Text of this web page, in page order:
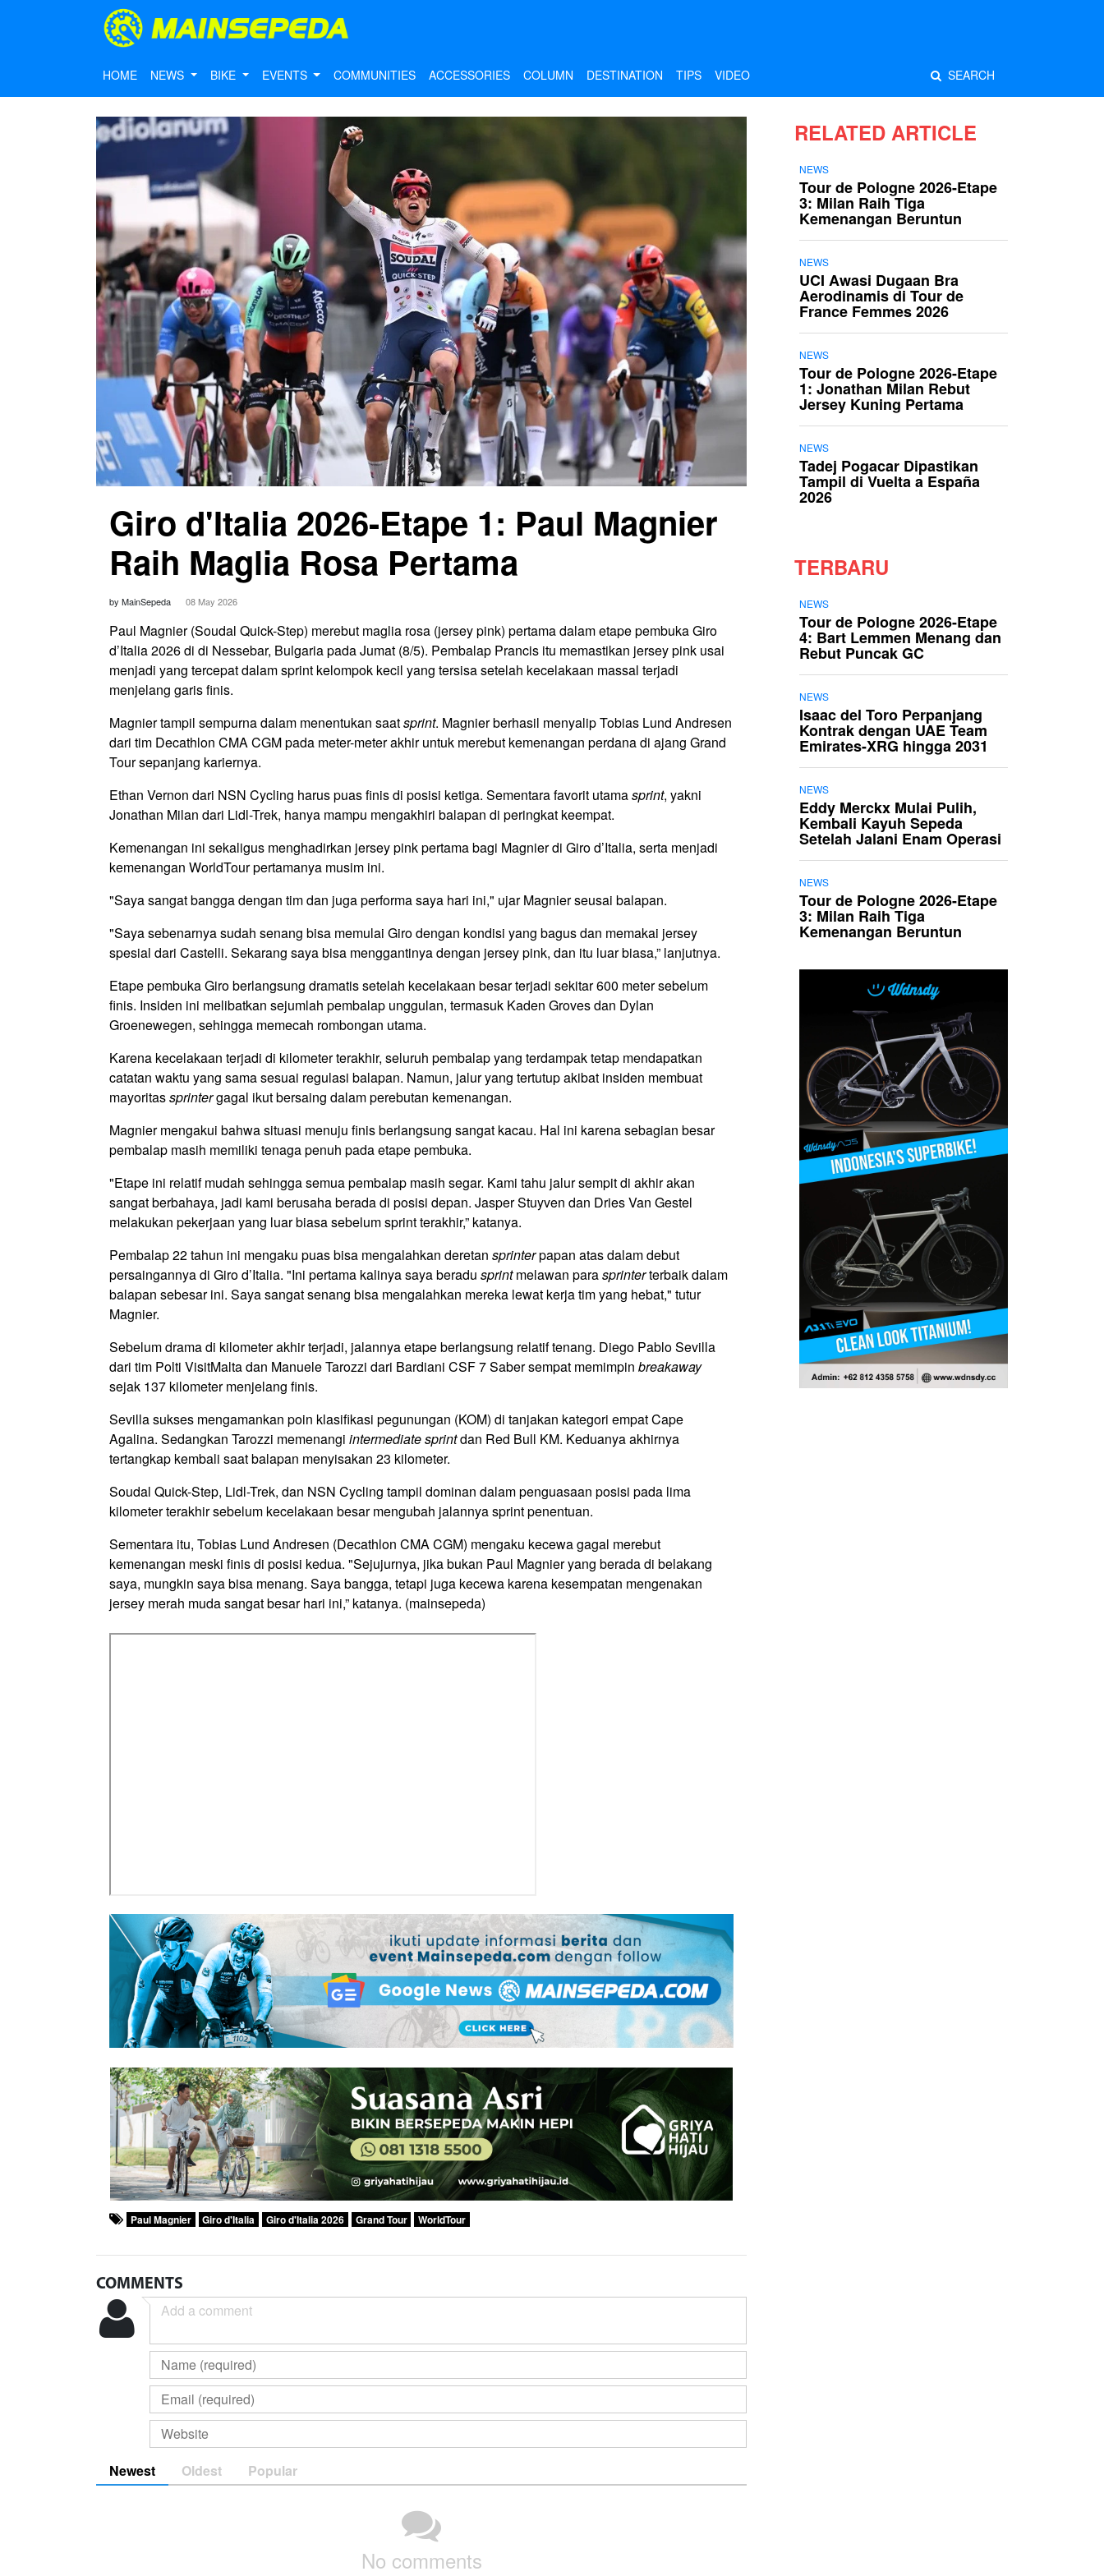
HOME NEWS BIKE EVENTS COMMUNITIES ACCESSORIES COLUMN DESTINATION TIPS VIDEO SEARCH
Giro d'Italia 2026-Etape 1: Paul Magnier
Raih Maglia Rosa Pertama
by MainSepeda 08 May 2026
Paul Magnier (Soudal Quick-Step) merebut maglia rosa (jersey pink) pertama dalam etape pembuka Giro
d’Italia 2026 di di Nessebar, Bulgaria pada Jumat (8/5). Pembalap Prancis itu memastikan jersey pink usai
menjadi yang tercepat dalam sprint kelompok kecil yang tersisa setelah kecelakaan massal terjadi
menjelang garis finis.
Magnier tampil sempurna dalam menentukan saatsprint. Magnier berhasil menyalip Tobias Lund Andresen
dari tim Decathlon CMA CGM pada meter-meter akhir untuk merebut kemenangan perdana di ajang Grand
Tour sepanjang kariernya.
Ethan Vernon dari NSN Cycling harus puas finis di posisi ketiga. Sementara favorit utamasprint, yakni
Jonathan Milan dari Lidl-Trek, hanya mampu mengakhiri balapan di peringkat keempat.
Kemenangan ini sekaligus menghadirkan jersey pink pertama bagi Magnier di Giro d’Italia, serta menjadi
kemenangan WorldTour pertamanya musim ini.
"Saya sangat bangga dengan tim dan juga performa saya hari ini," ujar Magnier seusai balapan.
"Saya sebenarnya sudah senang bisa memulai Giro dengan kondisi yang bagus dan memakai jersey
spesial dari Castelli. Sekarang saya bisa menggantinya dengan jersey pink, dan itu luar biasa,” lanjutnya.
Etape pembuka Giro berlangsung dramatis setelah kecelakaan besar terjadi sekitar 600 meter sebelum
finis. Insiden ini melibatkan sejumlah pembalap unggulan, termasuk Kaden Groves dan Dylan
Groenewegen, sehingga memecah rombongan utama.
Karena kecelakaan terjadi di kilometer terakhir, seluruh pembalap yang terdampak tetap mendapatkan
catatan waktu yang sama sesuai regulasi balapan. Namun, jalur yang tertutup akibat insiden membuat
mayoritassprintergagal ikut bersaing dalam perebutan kemenangan.
Magnier mengakui bahwa situasi menuju finis berlangsung sangat kacau. Hal ini karena sebagian besar
pembalap masih memiliki tenaga penuh pada etape pembuka.
"Etape ini relatif mudah sehingga semua pembalap masih segar. Kami tahu jalur sempit di akhir akan
sangat berbahaya, jadi kami berusaha berada di posisi depan. Jasper Stuyven dan Dries Van Gestel
melakukan pekerjaan yang luar biasa sebelum sprint terakhir,” katanya.
Pembalap 22 tahun ini mengaku puas bisa mengalahkan deretan sprinterpapan atas dalam debut
persaingannya di Giro d’Italia. "Ini pertama kalinya saya beradu sprintmelawan parasprinterterbaik dalam
balapan sebesar ini. Saya sangat senang bisa mengalahkan mereka lewat kerja tim yang hebat," tutur
Magnier.
Sebelum drama di kilometer akhir terjadi, jalannya etape berlangsung relatif tenang. Diego Pablo Sevilla
dari tim Polti VisitMalta dan Manuele Tarozzi dari Bardiani CSF 7 Saber sempat memimpin breakaway
sejak 137 kilometer menjelang finis.
Sevilla sukses mengamankan poin klasifikasi pegunungan (KOM) di tanjakan kategori empat Cape
Agalina. Sedangkan Tarozzi memenangi intermediate sprintdan Red Bull KM. Keduanya akhirnya
tertangkap kembali saat balapan menyisakan 23 kilometer.
Soudal Quick-Step, Lidl-Trek, dan NSN Cycling tampil dominan dalam penguasaan posisi pada lima
kilometer terakhir sebelum kecelakaan besar mengubah jalannya sprint penentuan.
Sementara itu, Tobias Lund Andresen (Decathlon CMA CGM) mengaku kecewa gagal merebut
kemenangan meski finis di posisi kedua. "Sejujurnya, jika bukan Paul Magnier yang berada di belakang
saya, mungkin saya bisa menang. Saya bangga, tetapi juga kecewa karena kesempatan mengenakan
jersey merah muda sangat besar hari ini,” katanya. (mainsepeda)
Paul Magnier Giro d'Italia Giro d'Italia 2026 Grand Tour WorldTour
COMMENTS
Newest Oldest Popular
No comments
RELATED ARTICLE
NEWS
Tour de Pologne 2026-Etape
3: Milan Raih Tiga
Kemenangan Beruntun
NEWS
UCI Awasi Dugaan Bra
Aerodinamis di Tour de
France Femmes 2026
NEWS
Tour de Pologne 2026-Etape
1: Jonathan Milan Rebut
Jersey Kuning Pertama
NEWS
Tadej Pogacar Dipastikan
Tampil di Vuelta a España
2026
TERBARU
NEWS
Tour de Pologne 2026-Etape
4: Bart Lemmen Menang dan
Rebut Puncak GC
NEWS
Isaac del Toro Perpanjang
Kontrak dengan UAE Team
Emirates-XRG hingga 2031
NEWS
Eddy Merckx Mulai Pulih,
Kembali Kayuh Sepeda
Setelah Jalani Enam Operasi
NEWS
Tour de Pologne 2026-Etape
3: Milan Raih Tiga
Kemenangan Beruntun